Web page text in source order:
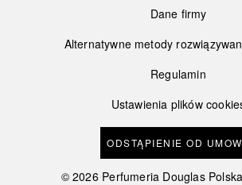
Dane firmy
Alternatywne metody
Regulamin
Ustawienia plików
ODSTĄPIENIE OD
©2026 Perfumeria Douglas